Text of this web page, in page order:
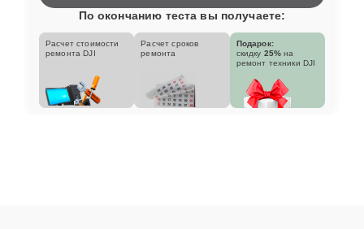
По окончанию теста вы получаете:
Расчет стоимости
ремонта DJI
Расчет сроков
ремонта
Подарок:
скидку 25% на
ремонт техники DJI